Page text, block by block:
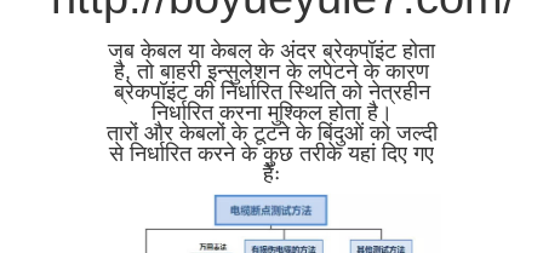
गोपनीयताजब केबल या केबल के अंदर ब्रेकपॉइंट होता
है, तो बाहरी इन्सुलेशन के लपेटने के कारण
ब्रेकपॉइंट की निर्धारित स्थिति को नेत्रहीन
निर्धारित करना मुश्किल होता है।
तारों और केबलों के टूटने के बिंदुओं को जल्दी
से निर्धारित करने के कुछ तरीके यहां दिए गए
हैंः